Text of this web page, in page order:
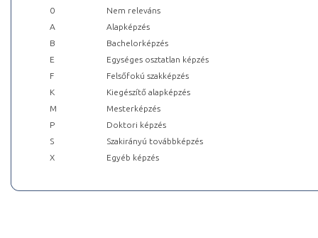
0
Nem releváns
A
Alapképzés
B
Bachelorképzés
E
Egységes osztatlan képzés
F
Felsőfokú szakképzés
K
Kiegészítő alapképzés
M
Mesterképzés
P
Doktori képzés
S
Szakirányú továbbképzés
X
Egyéb képzés